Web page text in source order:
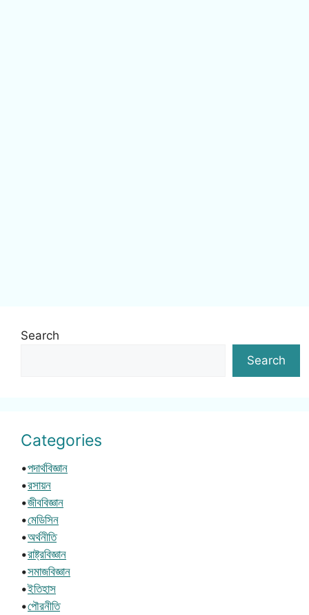
Search
Search
Categories
•পদার্থবিজ্ঞান
•রসায়ন
•জীববিজ্ঞান
•মেডিসিন
•অর্থনীতি
•রাষ্ট্রবিজ্ঞান
•সমাজবিজ্ঞান
•ইতিহাস
•পৌরনীতি